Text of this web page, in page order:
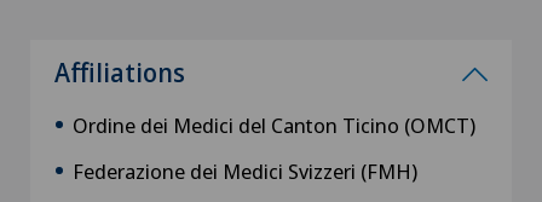
Affiliations
Ordine dei Medici del Canton Ticino (OMCT)
Federazione dei Medici Svizzeri (FMH)